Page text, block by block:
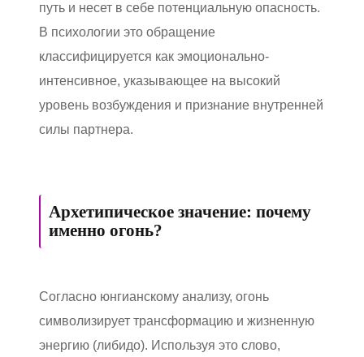
путь и несет в себе потенциальную опасность.
В психологии это обращение
классифицируется как эмоционально-
интенсивное, указывающее на высокий
уровень возбуждения и признание внутренней
силы партнера.
Архетипическое значение: почему
именно огонь?
Согласно юнгианскому анализу, огонь
символизирует трансформацию и жизненную
энергию (либидо). Используя это слово,